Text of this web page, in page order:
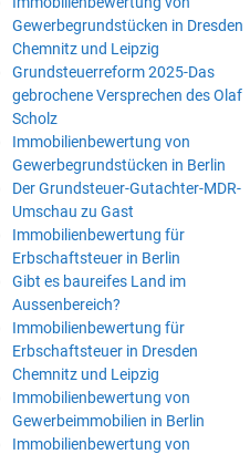
Gewerbegrundstücken in Dresden
Chemnitz und Leipzig
Grundsteuerreform 2025-Das
gebrochene Versprechen des Olaf
Scholz
Immobilienbewertung von
Gewerbegrundstücken in Berlin
Der Grundsteuer-Gutachter-MDR-
Umschau zu Gast
Immobilienbewertung für
Erbschaftsteuer in Berlin
Gibt es baureifes Land im
Aussenbereich?
Immobilienbewertung für
Erbschaftsteuer in Dresden
Chemnitz und Leipzig
Immobilienbewertung von
Gewerbeimmobilien in Berlin
Immobilienbewertung von